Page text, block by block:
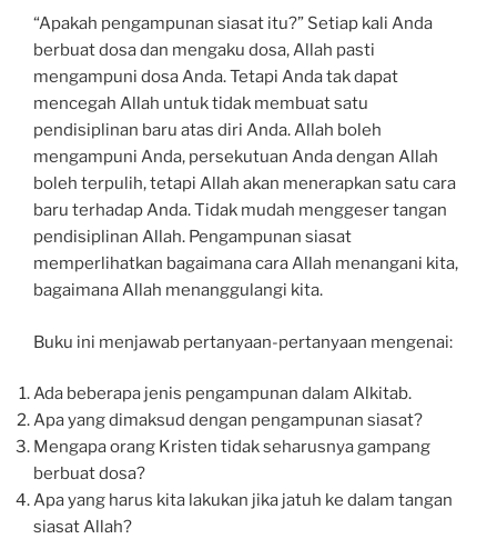
“Apakah pengampunan siasat itu?” Setiap kali Anda
berbuat dosa dan mengaku dosa, Allah pasti
mengampuni dosa Anda. Tetapi Anda tak dapat
mencegah Allah untuk tidak membuat satu
pendisiplinan baru atas diri Anda. Allah boleh
mengampuni Anda, persekutuan Anda dengan Allah
boleh terpulih, tetapi Allah akan menerapkan satu cara
baru terhadap Anda. Tidak mudah menggeser tangan
pendisiplinan Allah. Pengampunan siasat
memperlihatkan bagaimana cara Allah menangani kita,
bagaimana Allah menanggulangi kita.
Buku ini menjawab pertanyaan-pertanyaan mengenai:
Ada beberapa jenis pengampunan dalam Alkitab.
Apa yang dimaksud dengan pengampunan siasat?
Mengapa orang Kristen tidak seharusnya gampang
berbuat dosa?
Apa yang harus kita lakukan jika jatuh ke dalam tangan
siasat Allah?